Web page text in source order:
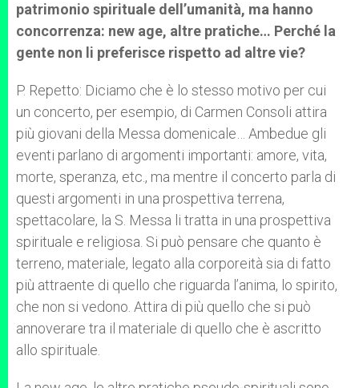
patrimonio spirituale dell’umanità, ma hanno
concorrenza: new age, altre pratiche… Perché la
gente non li preferisce rispetto ad altre vie?
P. Repetto: Diciamo che è lo stesso motivo per cui
un concerto, per esempio, di Carmen Consoli attira
più giovani della Messa domenicale… Ambedue gli
eventi parlano di argomenti importanti: amore, vita,
morte, speranza, etc., ma mentre il concerto parla di
questi argomenti in una prospettiva terrena,
spettacolare, la S. Messa li tratta in una prospettiva
spirituale e religiosa. Si può pensare che quanto è
terreno, materiale, legato alla corporeità sia di fatto
più attraente di quello che riguarda l’anima, lo spirito,
che non si vedono. Attira di più quello che si può
annoverare tra il materiale di quello che è ascritto
allo spirituale.